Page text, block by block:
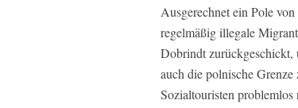
Ausgerechnet ein Pole
regelmäßig illegale
Dobrindt zurückgeschickt,
auch die polnische
Sozialtouristen